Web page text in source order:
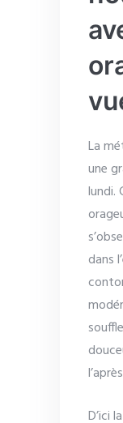
La
une
lundi.
dans
D’ici